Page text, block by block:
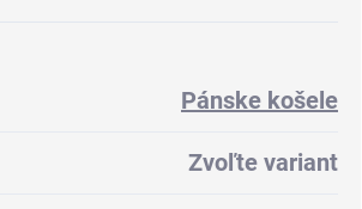
Pánske košele
Zvoľte variant